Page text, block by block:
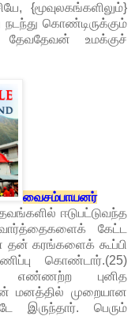
{மூவுலகங்களிலும்}
கொண்டிருக்கும்
உமக்குச்
வைசம்பாயனர்
ஈடுபட்டுவந்த
கேட்ட
தன் கரங்களைக் கூப்பி
கொண்டார்.(25)
எண்ணற்ற புனித
மனத்தில் முறையான
இருந்தார். பெரும்